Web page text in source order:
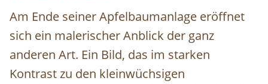
Am Ende seiner Apfelbaumanlage eröffnet
sich ein malerischer Anblick der ganz
anderen Art. Ein Bild, das im starken
Kontrast zu den kleinwüchsigen